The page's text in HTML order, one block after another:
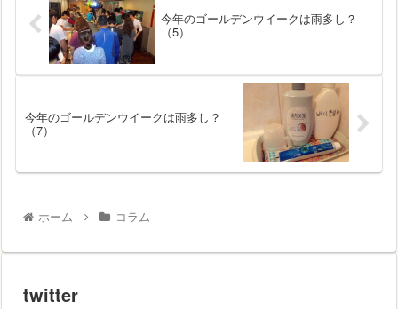
今年のゴールデンウイークは雨多し？
（5）
今年のゴールデンウイークは雨多し？
（7）
ホーム コラム
twitter